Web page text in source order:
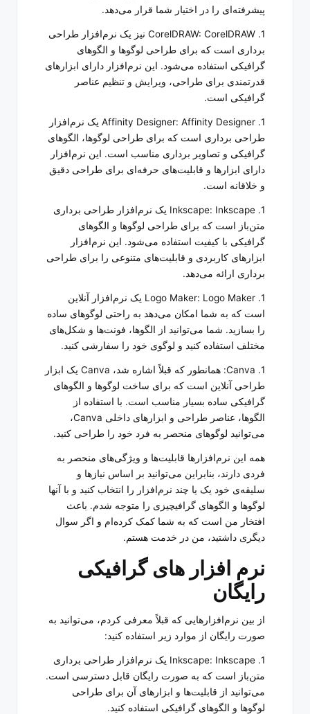
پیشرفته‌ای را در اختیار شما قرار می‌دهد.
1. CorelDRAW: CorelDRAW نیز یک نرم‌افزار طراحی
برداری است که برای طراحی لوگوها و الگوهای
گرافیکی استفاده می‌شود. این نرم‌افزار دارای ابزارهای
قدرتمندی برای طراحی، ویرایش و تنظیم عناصر
گرافیکی است.
1. Affinity Designer: Affinity Designer یک نرم‌افزار
طراحی برداری است که برای طراحی لوگوها، الگوهای
گرافیکی و تصاویر برداری مناسب است. این نرم‌افزار
دارای ابزارها و قابلیت‌های حرفه‌ای برای طراحی دقیق
و خلاقانه است.
1. Inkscape: Inkscape یک نرم‌افزار طراحی برداری
متن‌باز است که برای طراحی لوگوها و الگوهای
گرافیکی با کیفیت استفاده می‌شود. این نرم‌افزار
ابزارهای کاربردی و قابلیت‌های متنوعی را برای طراحی
برداری ارائه می‌دهد.
1. Logo Maker: Logo Maker یک نرم‌افزار آنلاین
است که به شما امکان می‌دهد به راحتی لوگوهای ساده
را بسازید. شما می‌توانید از الگوها، فونت‌ها و شکل‌های
مختلف استفاده کنید و لوگوی خود را سفارشی کنید.
1. Canva: همانطور که قبلاً اشاره شد، Canva یک ابزار
طراحی آنلاین است که برای ساخت لوگوها و الگوهای
گرافیکی ساده بسیار مناسب است. با استفاده از
الگوها، عناصر طراحی و ابزارهای داخلی Canva،
می‌توانید لوگوهای منحصر به فرد خود را طراحی کنید.
همه این نرم‌افزارها قابلیت‌ها و ویژگی‌های منحصر به
فردی دارند، بنابراین می‌توانید بر اساس نیازها و
سلیقه‌ی خود یک یا چند نرم‌افزار را انتخاب کنید و با آنها
لوگوها و الگوهای گرافیچیزی را متوجه شدم. باعث
افتخار من است که به شما کمک کرده‌ام و اگر سوال
دیگری داشتید، من در خدمت هستم.
نرم افزار های گرافیکی
رایگان
از بین نرم‌افزارهایی که قبلاً معرفی کردم، می‌توانید به
صورت رایگان از موارد زیر استفاده کنید:
1. Inkscape: Inkscape یک نرم‌افزار طراحی برداری
متن‌باز است که به صورت رایگان قابل دسترسی است.
می‌توانید از قابلیت‌ها و ابزارهای آن برای طراحی
لوگوها و الگوهای گرافیکی استفاده کنید.